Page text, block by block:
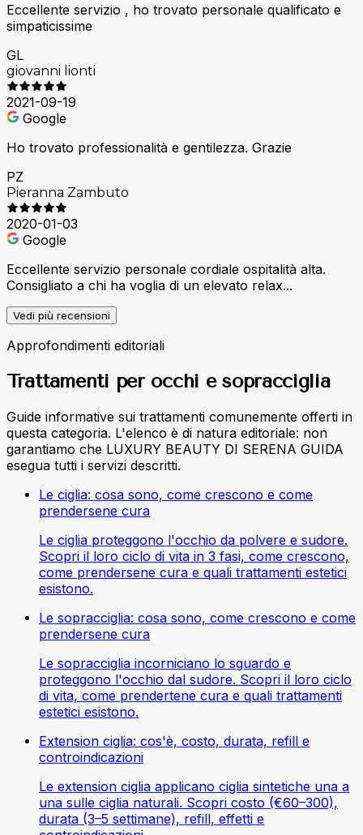
Eccellente servizio , ho trovato personale qualificato e
simpaticissime
GL
giovanni lionti
2021-09-19
Google
Ho trovato professionalità e gentilezza. Grazie
PZ
Pieranna Zambuto
2020-01-03
Google
Eccellente servizio personale cordiale ospitalità alta.
Consigliato a chi ha voglia di un elevato relax...
Vedi più recensioni
Approfondimenti editoriali
Trattamenti per occhi e sopracciglia
Guide informative sui trattamenti comunemente offerti in
questa categoria. L'elenco è di natura editoriale: non
garantiamo che LUXURY BEAUTY DI SERENA GUIDA
esegua tutti i servizi descritti.
Le ciglia: cosa sono, come crescono e come
prendersene cura
Le ciglia proteggono l'occhio da polvere e sudore.
Scopri il loro ciclo di vita in 3 fasi, come crescono,
come prendersene cura e quali trattamenti estetici
esistono.
Le sopracciglia: cosa sono, come crescono e come
prendersene cura
Le sopracciglia incorniciano lo sguardo e
proteggono l'occhio dal sudore. Scopri il loro ciclo
di vita, come prendertene cura e quali trattamenti
estetici esistono.
Extension ciglia: cos'è, costo, durata, refill e
controindicazioni
Le extension ciglia applicano ciglia sintetiche una a
una sulle ciglia naturali. Scopri costo (€60–300),
durata (3–5 settimane), refill, effetti e